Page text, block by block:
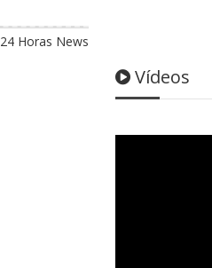
24 Horas News
Vídeos